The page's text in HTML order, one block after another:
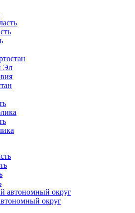
Эл
автономный округ
округ